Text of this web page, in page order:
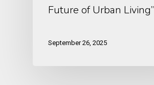
Future of Urban Living”
September 26, 2025